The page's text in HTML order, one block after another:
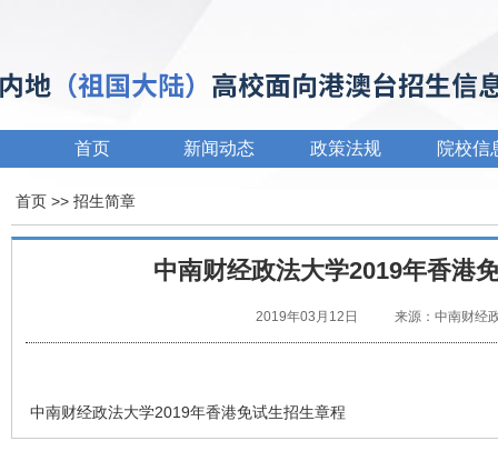
首页 新闻动态 政策法规 院校信
首页 >> 招生简章
中南财经政法大学2019年香港
2019年03月12日 来源：中南财经
中南财经政法大学2019年香港免试生招生章程